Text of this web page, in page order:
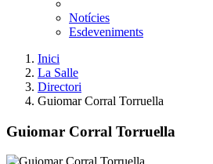
Notícies
Esdeveniments
Inici
La Salle
Directori
Guiomar Corral Torruella
Guiomar Corral Torruella